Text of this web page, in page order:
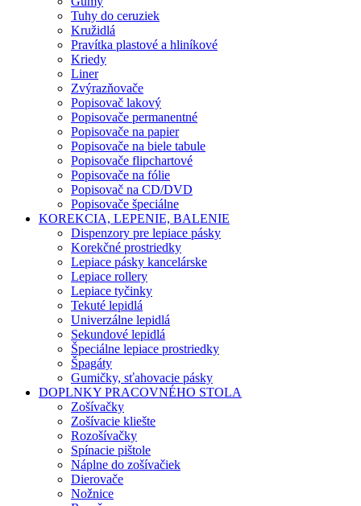
Tuhy do ceruziek
Kružidlá
Pravítka plastové a hliníkové
Kriedy
Liner
Zvýrazňovače
Popisovač lakový
Popisovače permanentné
Popisovače na papier
Popisovače na biele tabule
Popisovače flipchartové
Popisovače na fólie
Popisovač na CD/DVD
Popisovače špeciálne
KOREKCIA, LEPENIE, BALENIE
Dispenzory pre lepiace pásky
Korekčné prostriedky
Lepiace pásky kancelárske
Lepiace rollery
Lepiace tyčinky
Tekuté lepidlá
Univerzálne lepidlá
Sekundové lepidlá
Špeciálne lepiace prostriedky
Špagáty
Gumičky, sťahovacie pásky
DOPLNKY PRACOVNÉHO STOLA
Zošívačky
Zošívacie kliešte
Rozošívačky
Spínacie pištole
Náplne do zošívačiek
Dierovače
Nožnice